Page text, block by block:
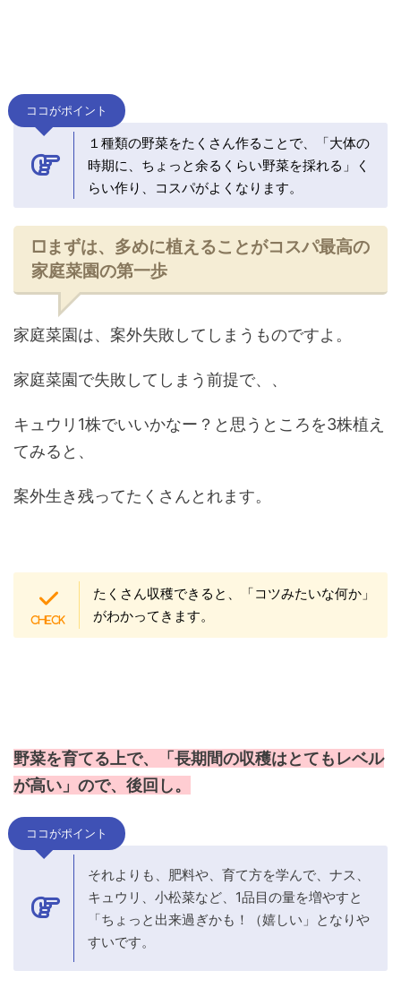
ココがポイント
１種類の野菜をたくさん作ることで、「大体の
時期に、ちょっと余るくらい野菜を採れる」く
らい作り、コスパがよくなります。
□まずは、多めに植えることがコスパ最高の
家庭菜園の第一歩
家庭菜園は、案外失敗してしまうものですよ。
家庭菜園で失敗してしまう前提で、、
キュウリ1株でいいかなー？と思うところを3株植え
てみると、
案外生き残ってたくさんとれます。
たくさん収穫できると、「コツみたいな何か」
がわかってきます。
野菜を育てる上で、「長期間の収穫はとてもレベル
が高い」ので、後回し。
ココがポイント
それよりも、肥料や、育て方を学んで、ナス、
キュウリ、小松菜など、1品目の量を増やすと
「ちょっと出来過ぎかも！（嬉しい」となりや
すいです。